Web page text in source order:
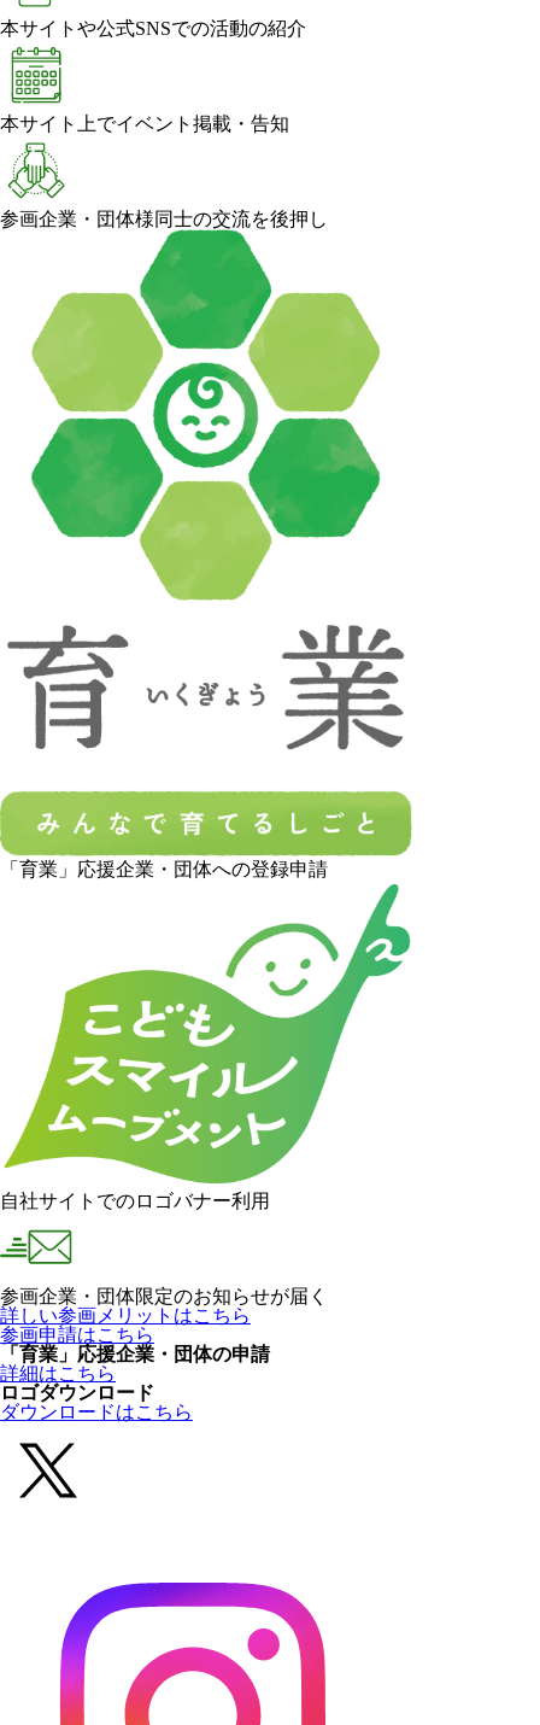
本サイトや公式SNSでの活動の紹介
本サイト上でイベント掲載・告知
参画企業・団体様同士の交流を後押し
「育業」応援企業・団体への登録申請
自社サイトでのロゴバナー利用
参画企業・団体限定のお知らせが届く
詳しい参画メリットはこちら
参画申請はこちら
「育業」応援企業・団体の申請
詳細はこちら
ロゴダウンロード
ダウンロードはこちら